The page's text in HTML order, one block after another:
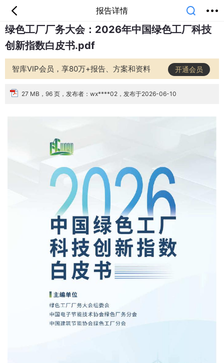
报告详情
首页 分类 专题 会员
我的
课堂
中小学
生活
汽车
绿色工厂厂务大会：2026年中国绿色工厂科技
创新指数白皮书.pdf
智库VIP会员，享80万+报告、方案和资料 开通会员
27 MB，96 页，发布者：wx****02，发布于2026-06-10